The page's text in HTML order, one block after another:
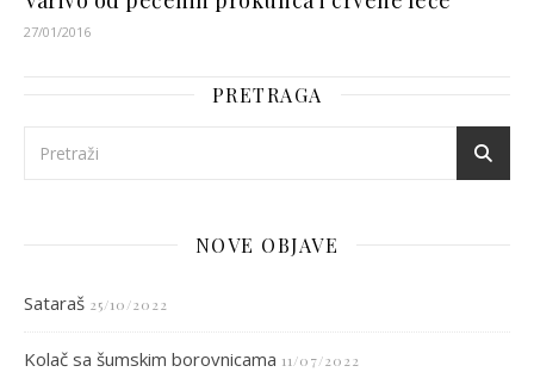
27/01/2016
PRETRAGA
NOVE OBJAVE
Sataraš 25/10/2022
Kolač sa šumskim borovnicama 11/07/2022